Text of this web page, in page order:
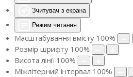
Зчитувач з екрана
Режим читання
Масштабування вмісту 100%
Розмір шрифту 100%
Висота лінії 100%
Міжлітерний інтервал 100%